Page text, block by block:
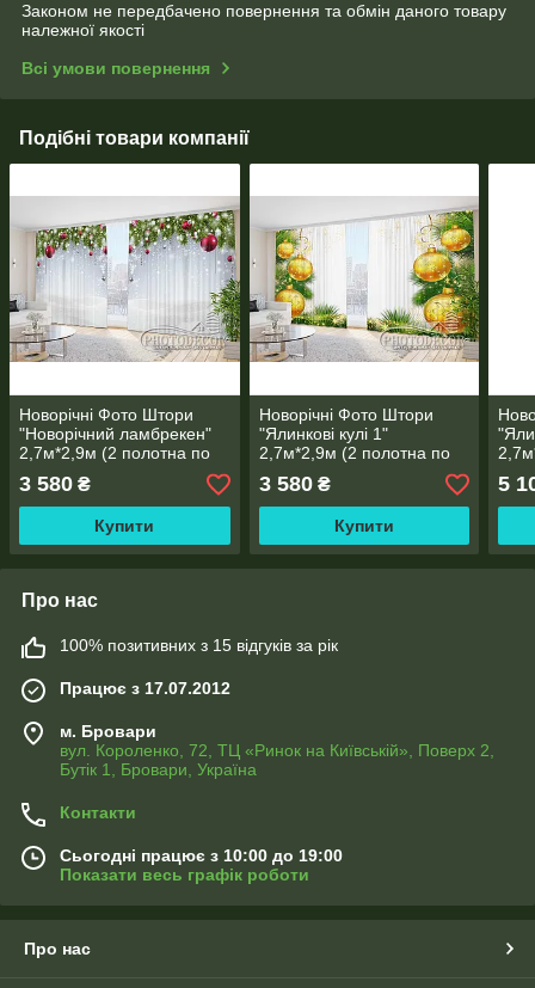
Законом не передбачено повернення та обмін даного товару
належної якості
Всі умови повернення
Подібні товари компанії
Новорічні Фото Штори
"Новорічний ламбрекен"
2,7м*2,9м (2 полотна по
3 580 ₴
Купити
Новорічні Фото Штори
"Ялинкові кулі 1"
2,7м*2,9м (2 полотна по
3 580₴
Купити
5
Про нас
100% позитивних з 15 відгуків за рік
Працює з 17.07.2012
м. Бровари
вул. Короленко, 72, ТЦ «Ринок на Київській», Поверх 2,
Бутік 1, Бровари, Україна
Контакти
Сьогодні працює з 10:00 до 19:00
Показати весь графік роботи
Про нас